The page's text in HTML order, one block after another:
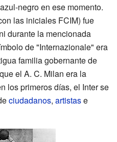
negro en ese momento.
las iniciales FCIM) fue
durante la mencionada
de "Internazionale" era
familia gobernante de
el A. C. Milan era la
los primeros días, el Inter se
ciudadanos, artistase